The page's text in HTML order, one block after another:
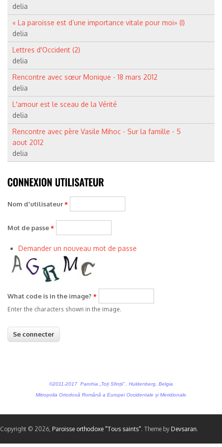
delia
« La paroisse est d’une importance vitale pour moi» (I)
delia
Lettres d'Occident (2)
delia
Rencontre avec sœur Monique - 18 mars 2012
delia
L'amour est le sceau de la Vérité
delia
Rencontre avec père Vasile Mihoc - Sur la famille - 5
aout 2012
delia
Nom d'utilisateur*
Mot de passe*
Demander un nouveau mot de passe
What code is in the image? *
Enter the characters shown in the image.
©2011-2017 Parohia „Toți Sfinții” , Huldenberg, Belgia
Mitropolia Ortodoxă Română a Europei Occidentale și Meridionale
Copyright © 2026, Paroisse orthodoxe "Tous saints". Theme by Devsaran.